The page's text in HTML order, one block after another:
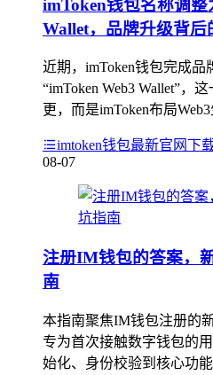
imToken钱包名称调整
Wallet，品牌升级背后
近期，imToken钱包完成
“imToken Web3 Wallet”，
更，而是imToken布局
imtoken钱包最新官网下
08-07
注册IM钱包的答案，
南
本指南聚焦IM钱包注册的
专为首次接触数字钱包的
始化、身份校验到核心功